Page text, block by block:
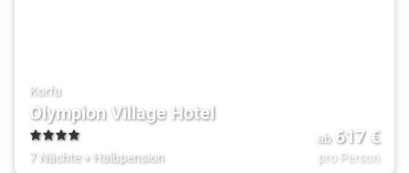
Korfu
Olympion Village Hotel
4
7 Nächte+ Halbpension
ab 617€
pro Person